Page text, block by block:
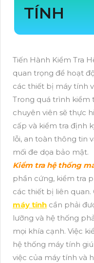
TÍNH
Tiến Hành Kiểm Tra
quan trọng để hoạt
các thiết bị máy tính
Trong quá trình kiểm
chuyên viên sẽ thực
cấp và kiểm tra định
lỗi, an toàn thông tin
mối đe dọa bảo mật.
Kiểm tra hệ thống
phần cứng, kiểm tra
các thiết bị liên
máy tính cần phải
lưỡng và hệ thống
mọi khía cạnh. Việc
hệ thống máy tính
việc của máy tính và